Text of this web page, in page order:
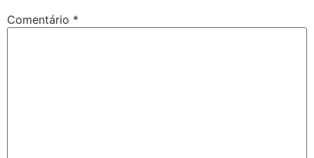
Comentário *